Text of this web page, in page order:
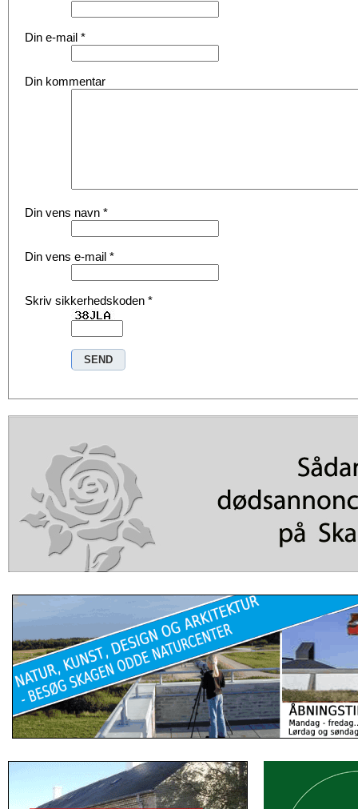
Din e-mail *
Din kommentar
Din vens navn *
Din vens e-mail *
Skriv sikkerhedskoden *